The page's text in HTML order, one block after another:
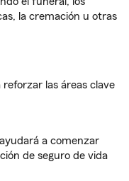
la cremación u otras
las áreas clave
a comenzar
de seguro de vida